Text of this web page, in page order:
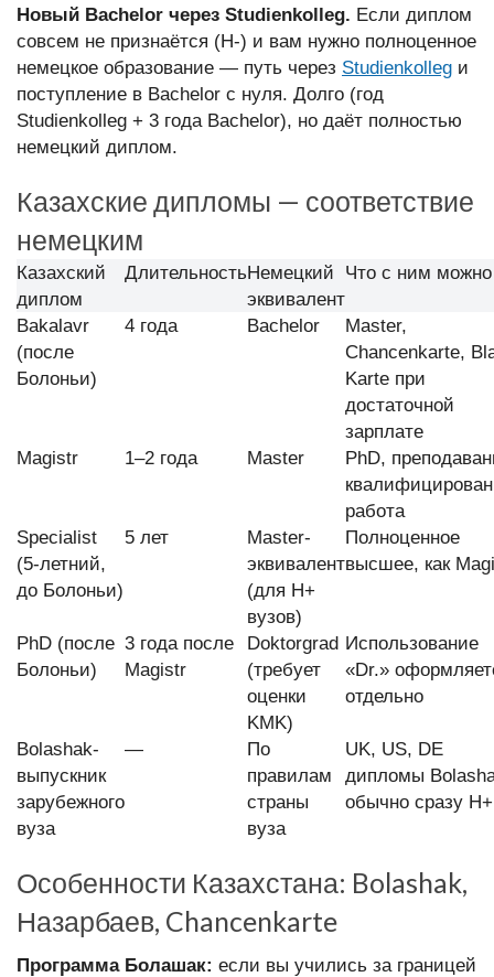
Новый Bachelor через Studienkolleg. Если диплом
совсем не признаётся (H-) и вам нужно полноценное
немецкое образование — путь через Studienkolleg и
поступление в Bachelor с нуля. Долго (год
Studienkolleg + 3 года Bachelor), но даёт полностью
немецкий диплом.
Казахские дипломы — соответствие
немецким
Казахский
диплом
ДлительностьНемецкий
эквивалент
Что с ним можно
Bakalavr
(после
Болоньи)
4 года Bachelor
Master,
Chancenkarte,
Karte при
достаточной
зарплате
Magistr
1–2 года Master
PhD,
работа
Specialist
(5-летний,
до Болоньи)
5 лет
Master-
эквивалент
(для H+
вузов)
Полноценное
высшее, как
PhD (после
Болоньи)
3 года после
Magistr
Doktorgrad
(требует
оценки
KMK)
Использование
«Dr.»
отдельно
Bolashak-
выпускник
зарубежного
вуза
—
По
правилам
страны
вуза
UK, US, DE
дипломы
обычно сразу H+
Особенности Казахстана: Bolashak,
Назарбаев, Chancenkarte
Программа Болашак: если вы учились за границей